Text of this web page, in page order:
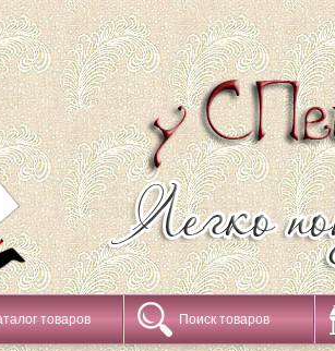
товаров Поиск товаров